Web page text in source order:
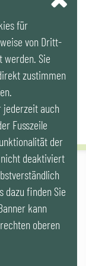
für
von Dritt-
werden. Sie
zustimmen
jederzeit auch
Fusszeile
der
deaktiviert
dazu finden Sie
kann
oberen